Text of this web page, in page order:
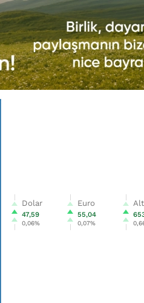
Dolar
47,59
0,06%
Euro
55,04
0,07%